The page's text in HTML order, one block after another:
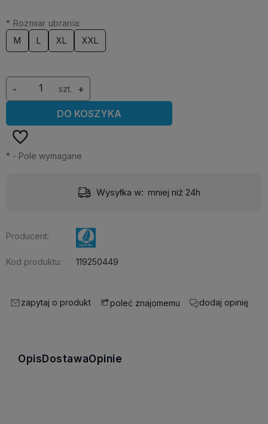
* Rozmiar ubrania:
M
L XL XXL
szt. +
-
DO KOSZYKA
* - Pole wymagane
Wysyłka w: mniej niż 24h
Producent:
Kod produktu: 119250449
zapytaj o produkt poleć znajomemu dodaj opinię
Opis DostawaOpinie